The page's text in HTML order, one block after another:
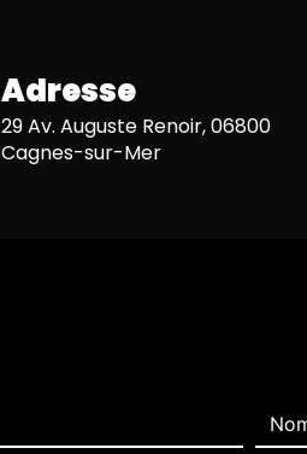
Adresse
29 Av. Auguste Renoir, 06800
Cagnes-sur-Mer